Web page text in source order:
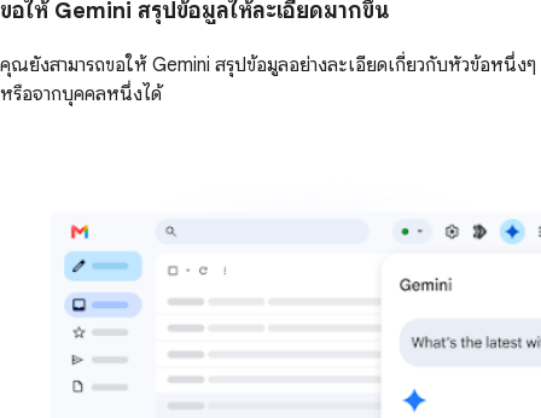
ขอให้ Gemini สรุปข้อมูลให้ละเอียดมากขึ้น
คุณยังสามารถขอให้ Gemini สรุปข้อมูลอย่างละเอียดเกี่ยวกับหัวข้อหนึ่งๆ
หรือจากบุคคลหนึ่งได้